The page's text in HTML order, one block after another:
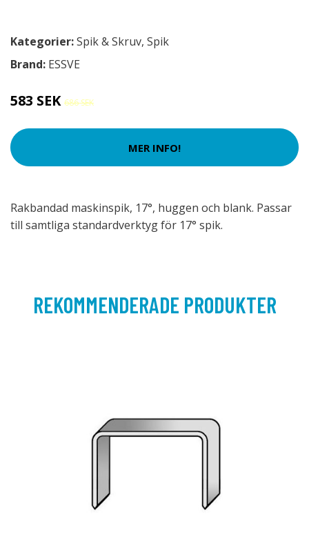
Kategorier:Spik & Skruv, Spik
Brand: ESSVE
583 SEK 686 SEK
MER INFO!
Rakbandad maskinspik, 17°, huggen och blank. Passar
till samtliga standardverktyg för 17° spik.
REKOMMENDERADE PRODUKTER